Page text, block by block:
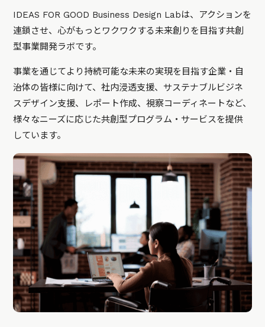
IDEAS FOR GOOD Business Design Labは、アクションを
連鎖させ、心がもっとワクワクする未来創りを目指す共創
型事業開発ラボです。
事業を通じてより持続可能な未来の実現を目指す企業・自
治体の皆様に向けて、社内浸透支援、サステナブルビジネ
スデザイン支援、レポート作成、視察コーディネートなど、
様々なニーズに応じた共創型プログラム・サービスを提供
しています。